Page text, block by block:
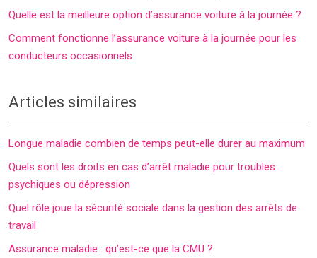
Quelle est la meilleure option d’assurance voiture à la journée ?
Comment fonctionne l’assurance voiture à la journée pour les
conducteurs occasionnels
Articles similaires
Longue maladie combien de temps peut-elle durer au maximum
Quels sont les droits en cas d’arrêt maladie pour troubles
psychiques ou dépression
Quel rôle joue la sécurité sociale dans la gestion des arrêts de
travail
Assurance maladie : qu’est-ce que la CMU ?